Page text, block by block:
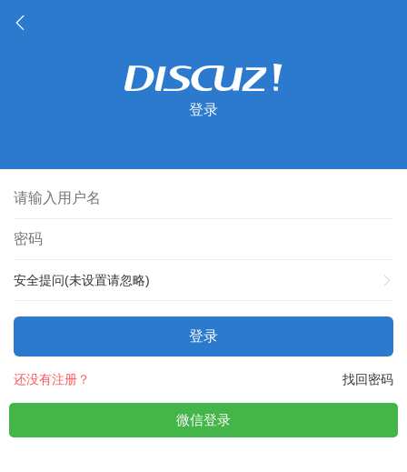
登录
安全提问(未设置请忽略)
登录
找回密码
还没有注册？
微信登录